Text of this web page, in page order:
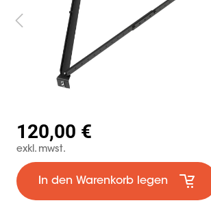
Seiten (
120,00 €
exkl. mwst.
In den Warenkorb legen